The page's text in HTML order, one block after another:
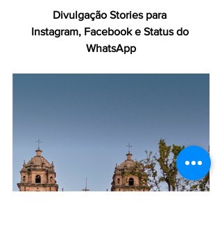
Divulgação Stories para
Instagram, Facebook e Status do
WhatsApp